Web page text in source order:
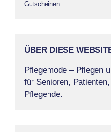
Gutscheinen
ÜBER DIESE
Pflegemode – Pflegen
für Senioren,
Pflegende.